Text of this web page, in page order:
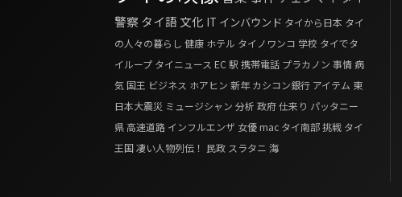
警察タイ語文化 IT インバウンド タイから日本 タイ
の人々の暮らし 健康 ホテル タイノワンコ 学校 タイでタ
イループ タイニュース EC 駅 携帯電話 プラカノン 事情病
気 国王 ビジネス ホアヒン 新年 カシコン銀行 アイテム 東
日本大震災 ミュージシャン 分析 政府仕来り パッタニー
県高速道路 インフルエンザ 女優mac タイ南部挑戦 タイ
王国 凄い人物列伝！ 民政 スラタニ 海